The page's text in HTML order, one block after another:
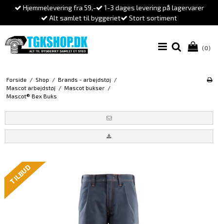
Hjemmelevering fra 59,-
1-3 dages levering på lagervarer
Alt samlet til byggeriet
Stort sortiment
(0)
Forside / Shop / Brands - arbejdstøj /
Mascot arbejdstøj / Mascot bukser /
Mascot® Bex Buks
TILBUD